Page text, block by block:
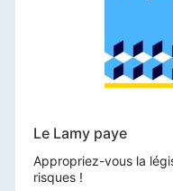
Le Lamy paye
Appropriez-vous la
risques !